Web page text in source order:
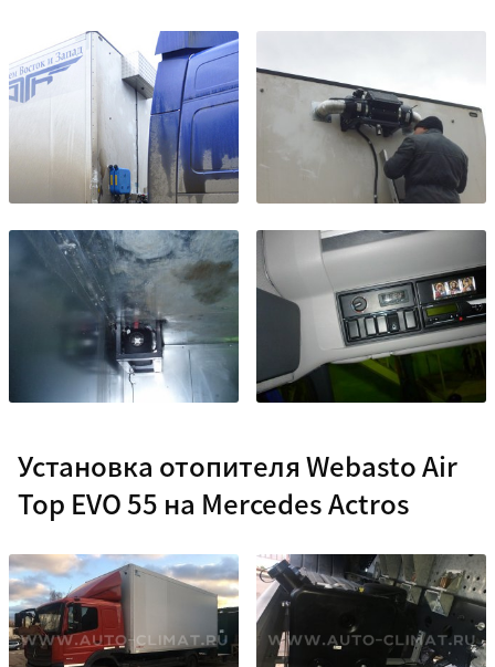
Установка отопителя Webasto Air
Top EVO 55 на Mercedes Actros